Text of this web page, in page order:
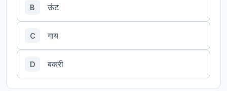
B ऊंट
C गाय
D बकरी